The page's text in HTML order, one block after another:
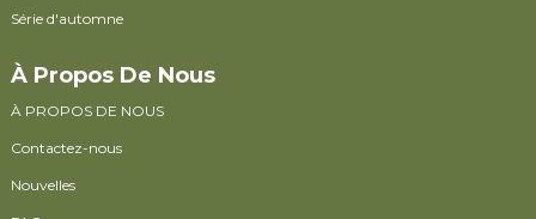
Série d'automne
À Propos De Nous
À PROPOS DE NOUS
Contactez-nous
Nouvelles